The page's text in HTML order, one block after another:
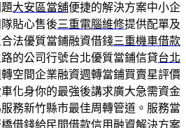
大安區當舖便捷的解決方案中小企
貼心售後三重電腦維修提供配單及
法優質當鋪融資借錢三重機車借款
的公司行號台北優質當鋪信貸台北
空間企業融資週轉當鋪買賣星評價
化身你的最強後講求廣大急需資金
務新竹縣市最佳周轉管道。服務當
借錢給民間借款信用融資解決方案